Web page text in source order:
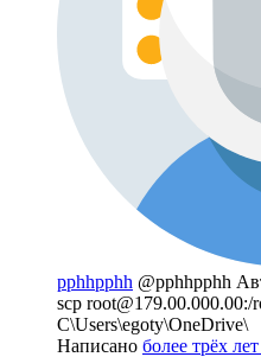
pphhpphh @pphhpphh
scp
C\Users\egoty\OneDrive\
Написано более трёх